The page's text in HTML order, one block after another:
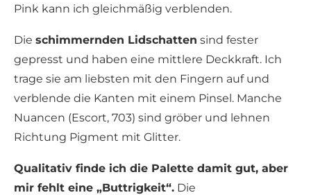
Pink kann ich gleichmäßig verblenden.
Die schimmernden Lidschatten sind fester
gepresst und haben eine mittlere Deckkraft. Ich
trage sie am liebsten mit den Fingern auf und
verblende die Kanten mit einem Pinsel. Manche
Nuancen (Escort, 703) sind gröber und lehnen
Richtung Pigment mit Glitter.
Qualitativ finde ich die Palette damit gut, aber
mir fehlt eine „Buttrigkeit“. Die